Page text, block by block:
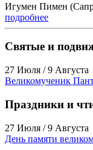
Игумен Пимен
подробнее
Святые и
27 Июля / 9 Августа
Великомученик
Праздники и
27 Июля / 9 Августа
День памяти